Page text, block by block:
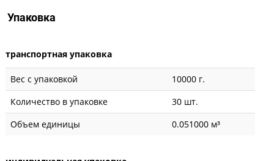
Упаковка
транспортная упаковка
Вес с упаковкой
10000 г.
Количество в упаковке
30 шт.
Объем единицы
0.051000 м³